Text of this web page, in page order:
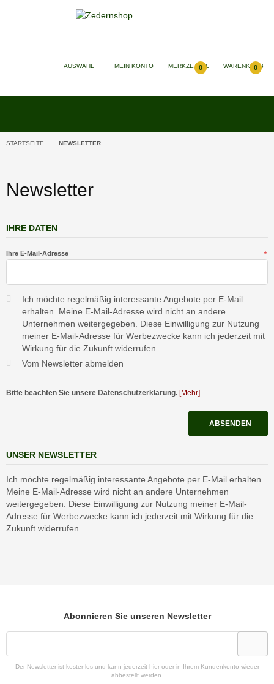
AUSWAHL MEIN KONTO 0
MERKZETTEL 0
WARENKORB
STARTSEITE NEWSLETTER
Newsletter
IHRE DATEN
Ihre E-Mail-Adresse *
Ich möchte regelmäßig interessante Angebote per E-Mail
erhalten. Meine E-Mail-Adresse wird nicht an andere
Unternehmen weitergegeben. Diese Einwilligung zur Nutzung
meiner E-Mail-Adresse für Werbezwecke kann ich jederzeit mit
Wirkung für die Zukunft widerrufen.
Vom Newsletter abmelden
Bitte beachten Sie unsere Datenschutzerklärung. [Mehr]
ABSENDEN
UNSER NEWSLETTER
Ich möchte regelmäßig interessante Angebote per E-Mail erhalten.
Meine E-Mail-Adresse wird nicht an andere Unternehmen
weitergegeben. Diese Einwilligung zur Nutzung meiner E-Mail-
Adresse für Werbezwecke kann ich jederzeit mit Wirkung für die
Zukunft widerrufen.
Abonnieren Sie unseren Newsletter
Der Newsletter ist kostenlos und kann jederzeit hier oder in Ihrem Kundenkonto wieder
abbestellt werden.